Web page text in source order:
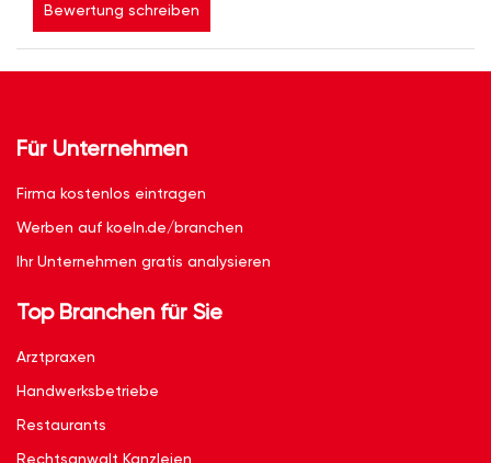
Bewertung schreiben
Für Unternehmen
Firma kostenlos eintragen
Werben auf koeln.de/branchen
Ihr Unternehmen gratis analysieren
Top Branchen für Sie
Arztpraxen
Handwerksbetriebe
Restaurants
Rechtsanwalt Kanzleien